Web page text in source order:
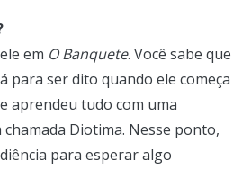
em O Banquete. Você sabe que
para ser dito quando ele começa
aprendeu tudo com uma
Diotima. Nesse ponto,
para esperar algo